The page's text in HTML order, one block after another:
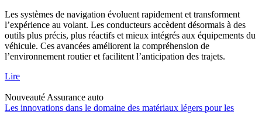
Les systèmes de navigation évoluent rapidement et transforment
l’expérience au volant. Les conducteurs accèdent désormais à des
outils plus précis, plus réactifs et mieux intégrés aux équipements du
véhicule. Ces avancées améliorent la compréhension de
l’environnement routier et facilitent l’anticipation des trajets.
Lire
Nouveauté Assurance auto
Les innovations dans le domaine des matériaux légers pour les